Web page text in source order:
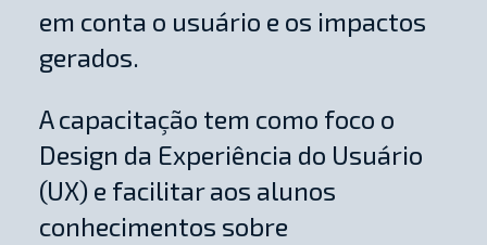
em conta o usuário e os impactos
gerados.
A capacitação tem como foco o
Design da Experiência do Usuário
(UX) e facilitar aos alunos
conhecimentos sobre